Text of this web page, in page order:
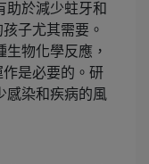
助於減少蛀牙和
子尤其需要。
生物化學反應，
是必要的。研
感染和疾病的風